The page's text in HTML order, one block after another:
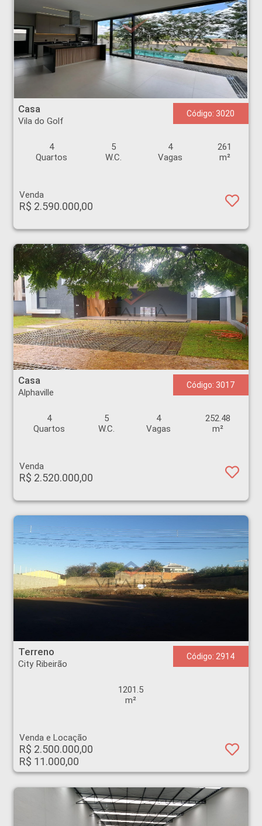
Casa
Vila do Golf
Código: 3020
4
Quartos
5
W.C.
4
Vagas
261
m²
Venda
R$ 2.590.000,00
Casa - Alphaville - Ribeirão Preto
Casa
Alphaville
Código: 3017
4
Quartos
5
W.C.
4
Vagas
252.48
m²
Venda
R$ 2.520.000,00
Terreno
City Ribeirão
Código: 2914
1201.5
m²
Venda e Locação
R$ 2.500.000,00
R$ 11.000,00